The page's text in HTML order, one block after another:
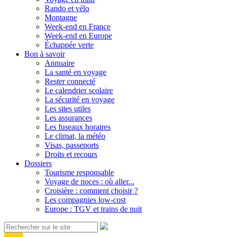
Rando et vélo
Montagne
Week-end en France
Week-end en Europe
Échappée verte
Bon à savoir
Annuaire
La santé en voyage
Rester connecté
Le calendrier scolaire
La sécurité en voyage
Les sites utiles
Les assurances
Les fuseaux horaires
Le climat, la météo
Visas, passeports
Droits et recours
Dossiers
Tourisme responsable
Voyage de noces : où aller...
Croisière : comment choisir ?
Les compagnies low-cost
Europe : TGV et trains de nuit